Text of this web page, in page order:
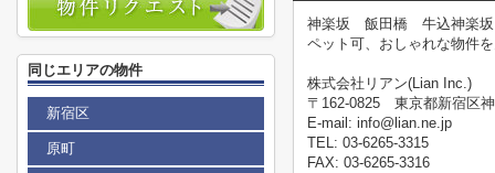
神楽坂 飯田橋 牛込神楽坂
ペット可、おしゃれな物件
株式会社リアン(Lian Inc.)
〒162-0825 東京都新宿区
E-mail: info@lian.ne.jp
TEL: 03-6265-3315
FAX: 03-6265-3316
同じエリアの物件
新宿区
原町